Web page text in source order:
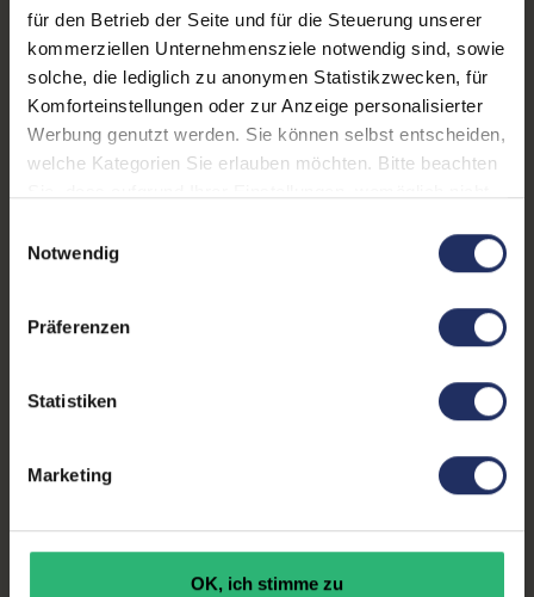
für den Betrieb der Seite und für die Steuerung unserer
kommerziellen Unternehmensziele notwendig sind, sowie
solche, die lediglich zu anonymen Statistikzwecken, für
Komforteinstellungen oder zur Anzeige personalisierter
Werbung genutzt werden. Sie können selbst entscheiden,
welche Kategorien Sie erlauben möchten. Bitte beachten
Weitere Informationen finden Sie in
Notwendig
Präferenzen
Statistiken
Marketing
OK, ich stimme zu
Arbeitsspeicher: 16 GB DDR4
Webcam: Ja
LTE: Ja
Windows 11 Professional
Schnittstellen:
1x Audio / Mikrofon - 3.5
, 2x
, 2x USB 3 Typ
Partnerprogramm: Ja